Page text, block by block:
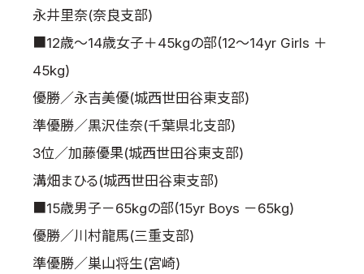
永井里奈(奈良支部)
■12歳～14歳女子＋45kgの部(12～14yr Girls ＋
45kg)
優勝／永吉美優(城西世田谷東支部)
準優勝／黒沢佳奈(千葉県北支部)
3位／加藤優果(城西世田谷東支部)
溝畑まひる(城西世田谷東支部)
■15歳男子－65kgの部(15yr Boys －65kg)
優勝／川村龍馬(三重支部)
準優勝／巣山将生(宮崎)